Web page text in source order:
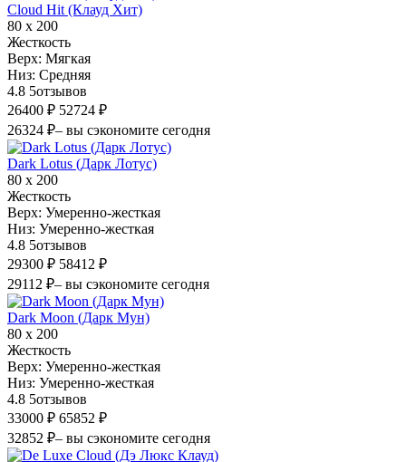
Cloud Hit (Клауд Хит)
80 х 200
Жесткость
Верх: Мягкая
Низ: Средняя
4.8 5отзывов
26400 ₽ 52724 ₽
26324 ₽– вы сэкономите сегодня
Dark Lotus (Дарк Лотус)
80 х 200
Жесткость
Верх: Умеренно-жесткая
Низ: Умеренно-жесткая
4.8 5отзывов
29300 ₽ 58412 ₽
29112 ₽– вы сэкономите сегодня
Dark Moon (Дарк Мун)
80 х 200
Жесткость
Верх: Умеренно-жесткая
Низ: Умеренно-жесткая
4.8 5отзывов
33000 ₽ 65852 ₽
32852 ₽– вы сэкономите сегодня